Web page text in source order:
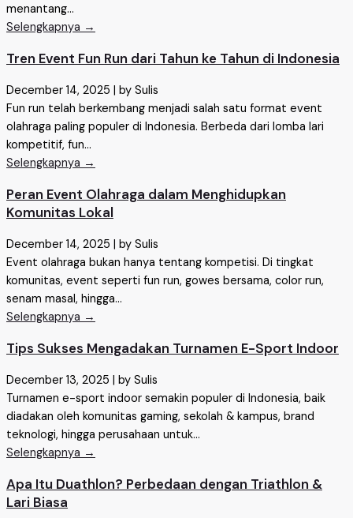
menantang...
Selengkapnya →
Tren Event Fun Run dari Tahun ke Tahun di Indonesia
December 14, 2025 | by Sulis
Fun run telah berkembang menjadi salah satu format event
olahraga paling populer di Indonesia. Berbeda dari lomba lari
kompetitif, fun...
Selengkapnya →
Peran Event Olahraga dalam Menghidupkan
Komunitas Lokal
December 14, 2025 | by Sulis
Event olahraga bukan hanya tentang kompetisi. Di tingkat
komunitas, event seperti fun run, gowes bersama, color run,
senam masal, hingga...
Selengkapnya →
Tips Sukses Mengadakan Turnamen E-Sport Indoor
December 13, 2025
by Sulis
Turnamen e-sport indoor semakin populer di Indonesia, baik
diadakan oleh komunitas gaming, sekolah & kampus, brand
teknologi, hingga perusahaan untuk...
Selengkapnya →
Apa Itu Duathlon? Perbedaan dengan Triathlon &
Lari Biasa